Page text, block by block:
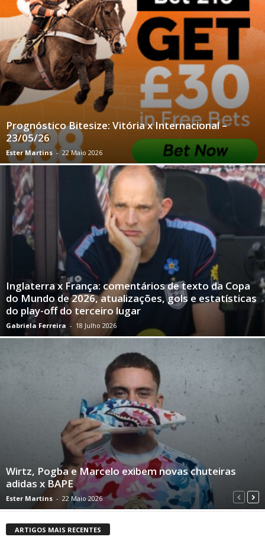
Prognóstico Bitesize: Vitória x Internacional –
23/05/26
Ester Martins - 22 Maio 2026
Inglaterra x França: comentários de texto da Copa
do Mundo de 2026, atualizações, gols e estatísticas
do play-off do terceiro lugar
Gabriela Ferreira - 18 Julho 2026
Wirtz, Pogba e Marcelo exibem novas chuteiras
adidas x BAPE
Ester Martins - 22 Maio 2026
ARTIGOS MAIS RECENTES